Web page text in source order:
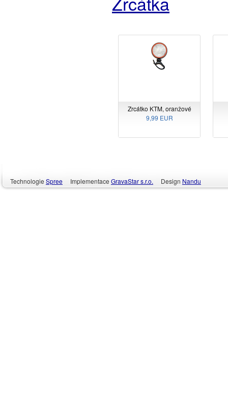
Zrcátko KTM, oranžové
9,99 EUR
Technologie Spree Implementace GravaStar s.r.o. Design Nandu